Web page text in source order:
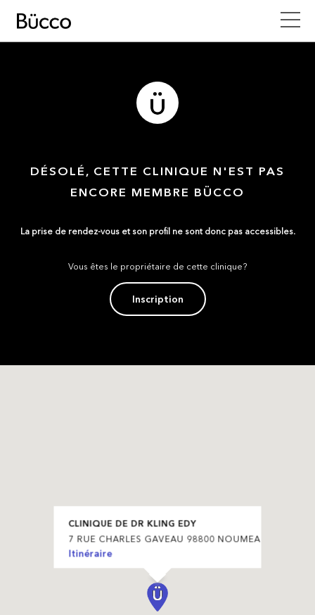
DÉSOLÉ, CETTE CLINIQUE N'EST PAS
ENCORE MEMBRE BÜCCO
La prise de rendez-vous et son profil ne sont donc pas accessibles.
Vous êtes le propriétaire de cette clinique?
Inscription
CLINIQUE DE DR KLING EDY
7 RUE CHARLES GAVEAU 98800 NOUMEA
Itinéraire